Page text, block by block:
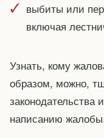
выбиты или
включая
Узнать, кому
образом, можно,
написанию